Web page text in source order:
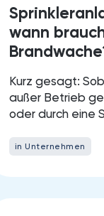
18.JUNE 2026
wann
Kurz gesagt:
außer Betrieb
oder durch eine
in Unternehmen